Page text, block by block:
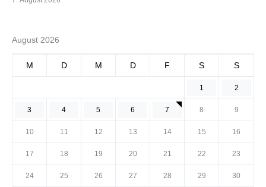
August 2026
M D M D F S S
1 2
3 4 5 6 7 8 9
10 11 12 13 14 15 16
17 18 19 20 21 22 23
24 25 26 27 28 29 30